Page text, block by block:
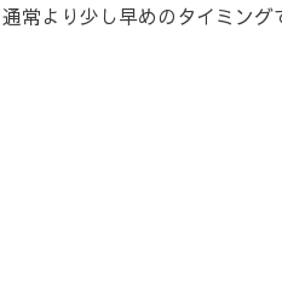
常より少し早めのタイミング